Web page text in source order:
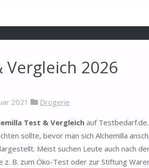
2026
2021 Drogerie
Test & Vergleich auf
sollte, bevor man sich Alchemilla
Meist suchen Leute auch nach
B. zum Öko-Test oder zur Stiftung